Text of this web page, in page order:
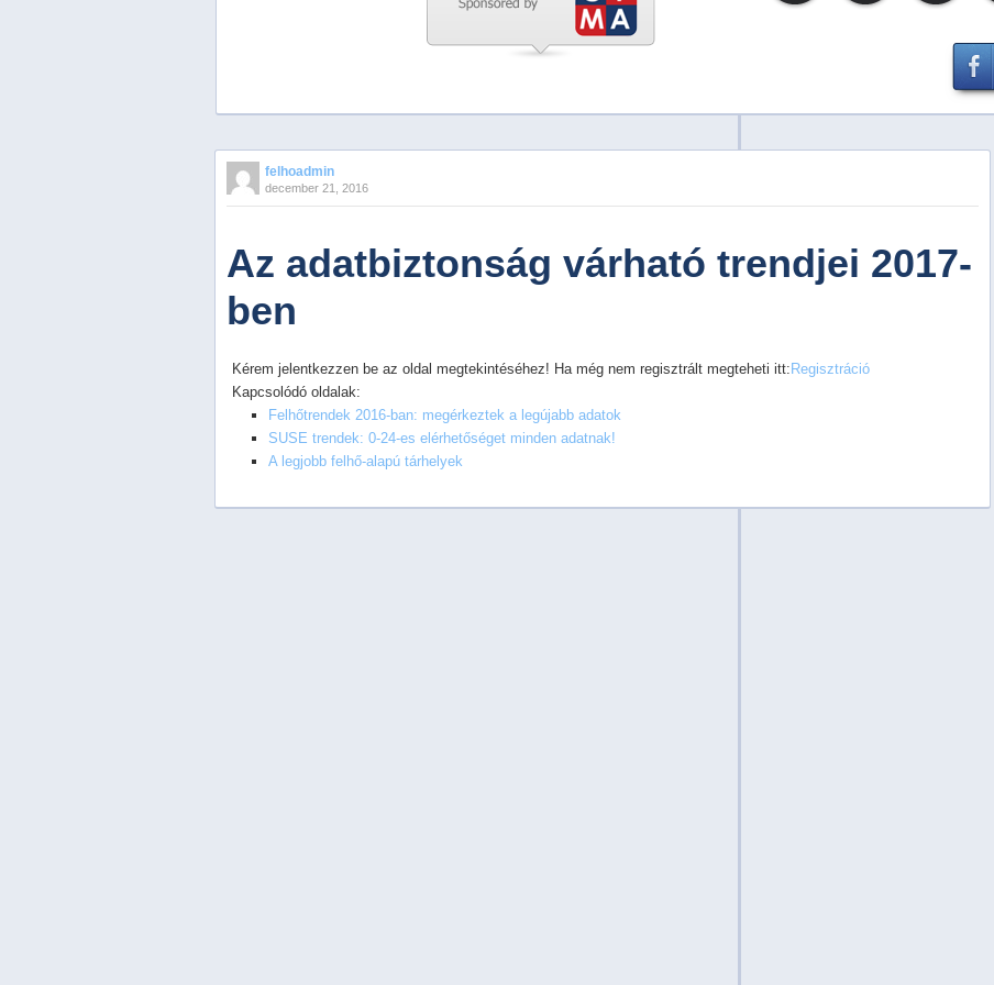
PreviousNextStop
2
5
felhoadmin
december 21, 2016
Az adatbiztonság várható trendjei 2017-
ben
Kérem jelentkezzen be az oldal megtekintéséhez! Ha még nem regisztrált megteheti itt:Regisztráció
Kapcsolódó oldalak:
Felhőtrendek 2016-ban: megérkeztek a legújabb adatok
SUSE trendek: 0-24-es elérhetőséget minden adatnak!
A legjobb felhő-alapú tárhelyek